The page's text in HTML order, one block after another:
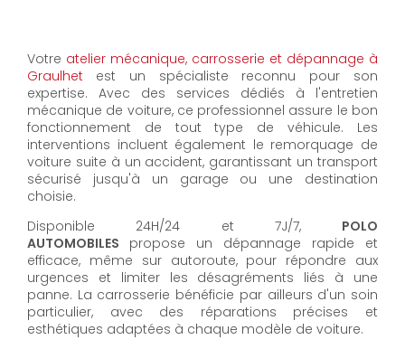
Votre atelier mécanique, carrosserie et dépannage à
Graulhet
est un spécialiste reconnu pour son
expertise. Avec des services dédiés à l'entretien
mécanique de voiture, ce professionnel assure le bon
fonctionnement de tout type de véhicule. Les
interventions incluent également le remorquage de
voiture suite à un accident, garantissant un transport
sécurisé jusqu'à un garage ou une destination
choisie.
Disponible 24H/24 et 7J/7, POLO
AUTOMOBILES propose un dépannage rapide et
efficace, même sur autoroute, pour répondre aux
urgences et limiter les désagréments liés à une
panne. La carrosserie bénéficie par ailleurs d'un soin
particulier, avec des réparations précises et
esthétiques adaptées à chaque modèle de voiture.